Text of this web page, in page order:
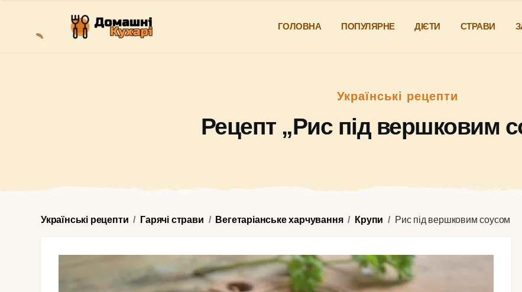
ГОЛОВНА ПОПУЛЯРНЕ ДІЄТИ СТРАВИ
Українські рецепти
Рецепт „Рис під вершковим
Українські рецепти Гарячі страви Вегетаріанське харчування Крупи Рис під вершковим соусом